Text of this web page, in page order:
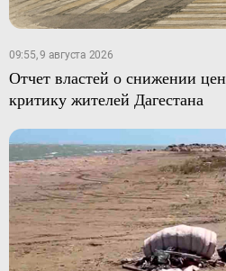
09:55, 9 августа 2026
Отчет властей о снижении
критику жителей Дагестана